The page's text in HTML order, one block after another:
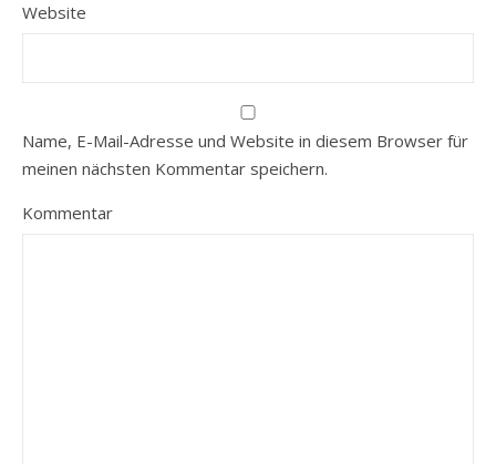
Website
Name, E-Mail-Adresse und Website in diesem Browser für
meinen nächsten Kommentar speichern.
Kommentar